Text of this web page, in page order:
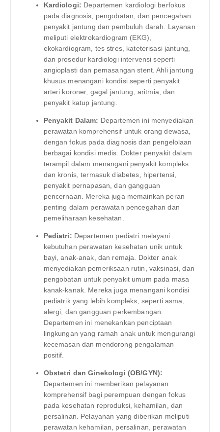
Kardiologi: Departemen kardiologi berfokus
pada diagnosis, pengobatan, dan pencegahan
penyakit jantung dan pembuluh darah. Layanan
meliputi elektrokardiogram (EKG),
ekokardiogram, tes stres, kateterisasi jantung,
dan prosedur kardiologi intervensi seperti
angioplasti dan pemasangan stent. Ahli jantung
khusus menangani kondisi seperti penyakit
arteri koroner, gagal jantung, aritmia, dan
penyakit katup jantung.
Penyakit Dalam: Departemen ini menyediakan
perawatan komprehensif untuk orang dewasa,
dengan fokus pada diagnosis dan pengelolaan
berbagai kondisi medis. Dokter penyakit dalam
terampil dalam menangani penyakit kompleks
dan kronis, termasuk diabetes, hipertensi,
penyakit pernapasan, dan gangguan
pencernaan. Mereka juga memainkan peran
penting dalam perawatan pencegahan dan
pemeliharaan kesehatan.
Pediatri: Departemen pediatri melayani
kebutuhan perawatan kesehatan unik untuk
bayi, anak-anak, dan remaja. Dokter anak
menyediakan pemeriksaan rutin, vaksinasi, dan
pengobatan untuk penyakit umum pada masa
kanak-kanak. Mereka juga menangani kondisi
pediatrik yang lebih kompleks, seperti asma,
alergi, dan gangguan perkembangan.
Departemen ini menekankan penciptaan
lingkungan yang ramah anak untuk mengurangi
kecemasan dan mendorong pengalaman
positif.
Obstetri dan Ginekologi (OB/GYN):
Departemen ini memberikan pelayanan
komprehensif bagi perempuan dengan fokus
pada kesehatan reproduksi, kehamilan, dan
persalinan. Pelayanan yang diberikan meliputi
perawatan kehamilan, persalinan, perawatan